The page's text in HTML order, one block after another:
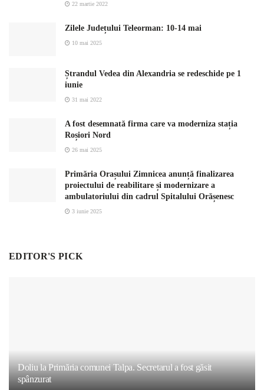
22 martie 2022
Zilele Județului Teleorman: 10-14 mai
10 mai 2025
Ștrandul Vedea din Alexandria se redeschide pe 1
iunie
31 mai 2022
A fost desemnată firma care va moderniza stația
Roșiori Nord
26 mai 2025
Primăria Orașului Zimnicea anunță finalizarea
proiectului de reabilitare și modernizare a
ambulatoriului din cadrul Spitalului Orășenesc
3 iunie 2025
EDITOR'S PICK
Doliu la Primăria comunei Talpa. Secretarul a fost găsit
spânzurat